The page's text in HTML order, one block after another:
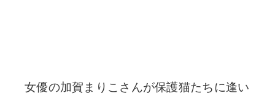
女優の加賀まりこさんが保護猫たちに逢い